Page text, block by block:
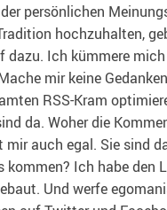
persönlichen
hochzuhalten,
dazu. Ich kümmere
mir keine
RSS-Kram
da. Woher die
mir auch egal. Sie sind
kommen? Ich habe den
Und werfe